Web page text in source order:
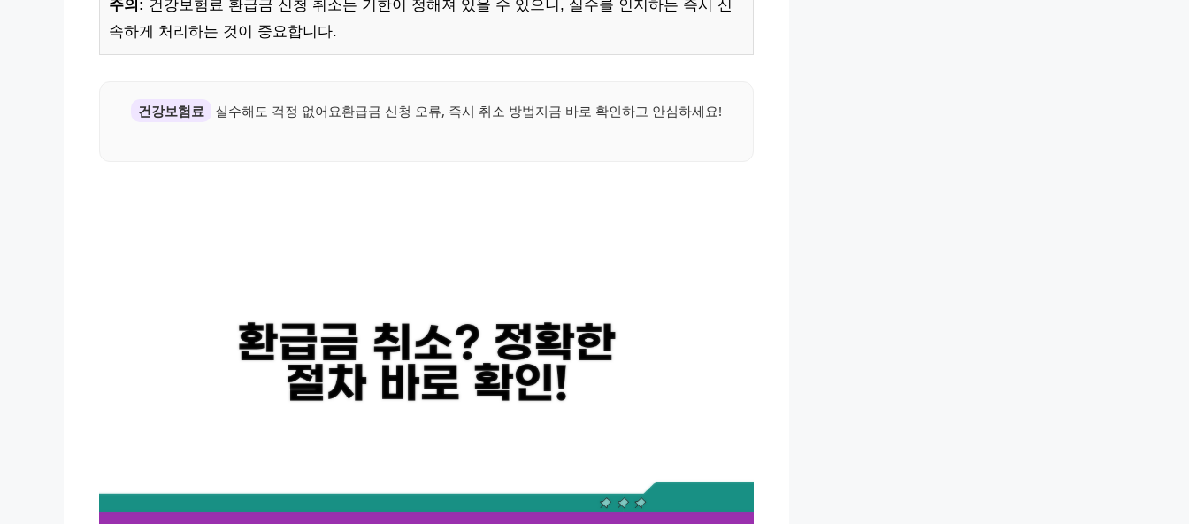
주의: 건강보험료 환급금 신청 취소는 기한이 정해져 있을 수 있으니, 실수를 인지하는 즉시 신
속하게 처리하는 것이 중요합니다.
건강보험료 실수해도 걱정 없어요환급금 신청 오류, 즉시 취소 방법지금 바로 확인하고 안심하세요!